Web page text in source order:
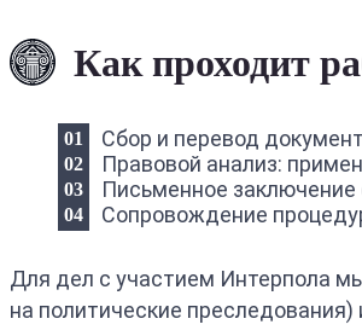
Как проходит
Сбор и перевод
Правовой анализ:
Письменное
Сопровождение
Для дел с участием Интерпола
на политические